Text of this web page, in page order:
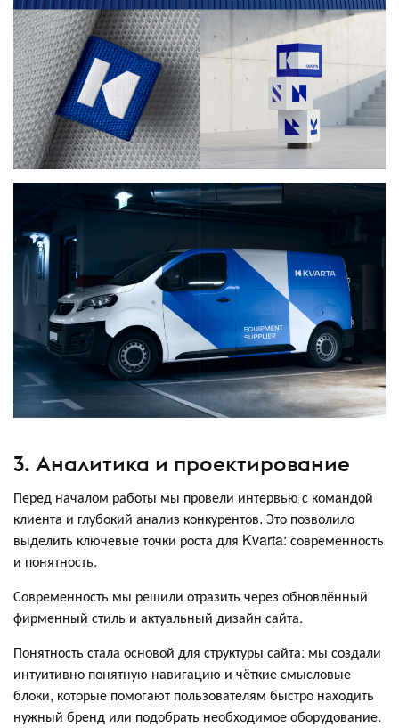
3. Аналитика и проектирование
Перед началом работы мы провели интервью с командой
клиента и глубокий анализ конкурентов. Это позволило
выделить ключевые точки роста для Kvarta: современность
и понятность.
Современность мы решили отразить через обновлённый
фирменный стиль и актуальный дизайн сайта.
Понятность стала основой для структуры сайта: мы создали
интуитивно понятную навигацию и чёткие смысловые
блоки, которые помогают пользователям быстро находить
нужный бренд или подобрать необходимое оборудование.